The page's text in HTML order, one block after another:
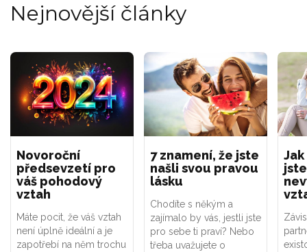
Nejnovější články
Novoroční
předsevzetí pro
váš pohodový
vztah
Máte pocit, že váš vztah
není úplně ideální a je
zapotřebí na něm trochu
7 znamení, že jste
našli svou pravou
lásku
Chodíte s někým a
zajímalo by vás, jestli jste
pro sebe ti praví? Nebo
třeba uvažujete o